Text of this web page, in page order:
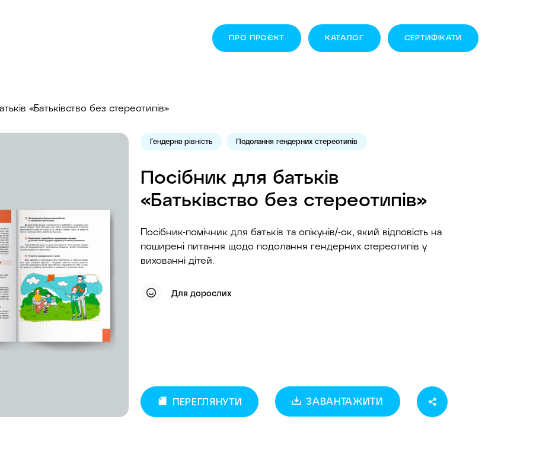
ПРО ПРОЄКТ КАТАЛОГ CЕРТИФІКАТИ
«Батьківство без стереотипів»
Гендерна рівність Подолання гендерних стереотипів
Посібник для батьків
«Батьківство без стереотипів»
Посібник-помічник для батьків та опікунів/-ок, який відповість на
поширені питання щодо подолання гендерних стереотипів у
вихованні дітей.
Для дорослих
ПЕРЕГЛЯНУТИ ЗАВАНТАЖИТИ